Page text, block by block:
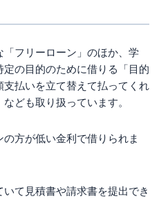
フリーローン」のほか、学
の目的のために借りる「目的
払いを立て替えて払ってくれ
ども取り扱っています。
方が低い金利で借りられま
て見積書や請求書を提出でき